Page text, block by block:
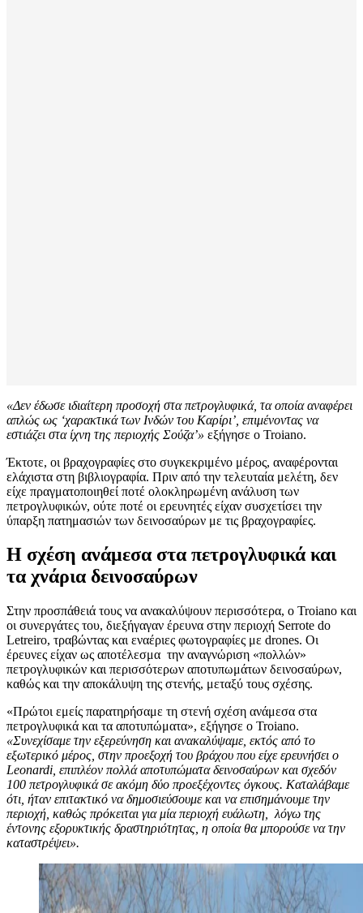
«Δεν έδωσε ιδιαίτερη προσοχή στα πετρογλυφικά, τα οποία αναφέρει
απλώς ως ‘χαρακτικά των Ινδών του Καρίρι’, επιμένοντας να
εστιάζει στα ίχνη της περιοχής Σούζα’» εξήγησε ο Troiano.
Έκτοτε, οι βραχογραφίες στο συγκεκριμένο μέρος, αναφέρονται
ελάχιστα στη βιβλιογραφία. Πριν από την τελευταία μελέτη, δεν
είχε πραγματοποιηθεί ποτέ ολοκληρωμένη ανάλυση των
πετρογλυφικών, ούτε ποτέ οι ερευνητές είχαν συσχετίσει την
ύπαρξη πατημασιών των δεινοσαύρων με τις βραχογραφίες.
Η σχέση ανάμεσα στα πετρογλυφικά και
τα χνάρια δεινοσαύρων
Στην προσπάθειά τους να ανακαλύψουν περισσότερα, ο Troiano και
οι συνεργάτες του, διεξήγαγαν έρευνα στην περιοχή Serrote do
Letreiro, τραβώντας και εναέριες φωτογραφίες με drones. Οι
έρευνες είχαν ως αποτέλεσμα την αναγνώριση «πολλών»
πετρογλυφικών και περισσότερων αποτυπωμάτων δεινοσαύρων,
καθώς και την αποκάλυψη της στενής, μεταξύ τους σχέσης.
«Πρώτοι εμείς παρατηρήσαμε τη στενή σχέση ανάμεσα στα
πετρογλυφικά και τα αποτυπώματα», εξήγησε ο Troiano.
«Συνεχίσαμε την εξερεύνηση και ανακαλύψαμε, εκτός από το
εξωτερικό μέρος, στην προεξοχή του βράχου που είχε ερευνήσει ο
Leonardi, επιπλέον πολλά αποτυπώματα δεινοσαύρων και σχεδόν
100 πετρογλυφικά σε ακόμη δύο προεξέχοντες όγκους. Καταλάβαμε
ότι, ήταν επιτακτικό να δημοσιεύσουμε και να επισημάνουμε την
περιοχή, καθώς πρόκειται για μία περιοχή ευάλωτη, λόγω της
έντονης εξορυκτικής δραστηριότητας, η οποία θα μπορούσε να την
καταστρέψει».